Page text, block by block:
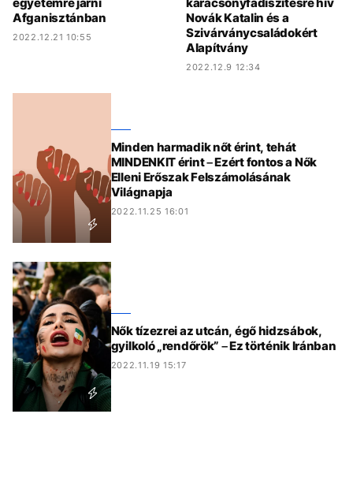
Afganisztánban
2022.12.21 10:55
Novák Katalin és a
Szivárványcsaládokért
Alapítvány
2022.12.9 12:34
Minden harmadik nőt érint, tehát
MINDENKIT érint – Ezért fontos a Nők
Elleni Erőszak Felszámolásának
Világnapja
2022.11.25 16:01
Nők tízezrei az utcán, égő hidzsábok,
gyilkoló „rendőrök” – Ez történik Iránban
2022.11.19 15:17